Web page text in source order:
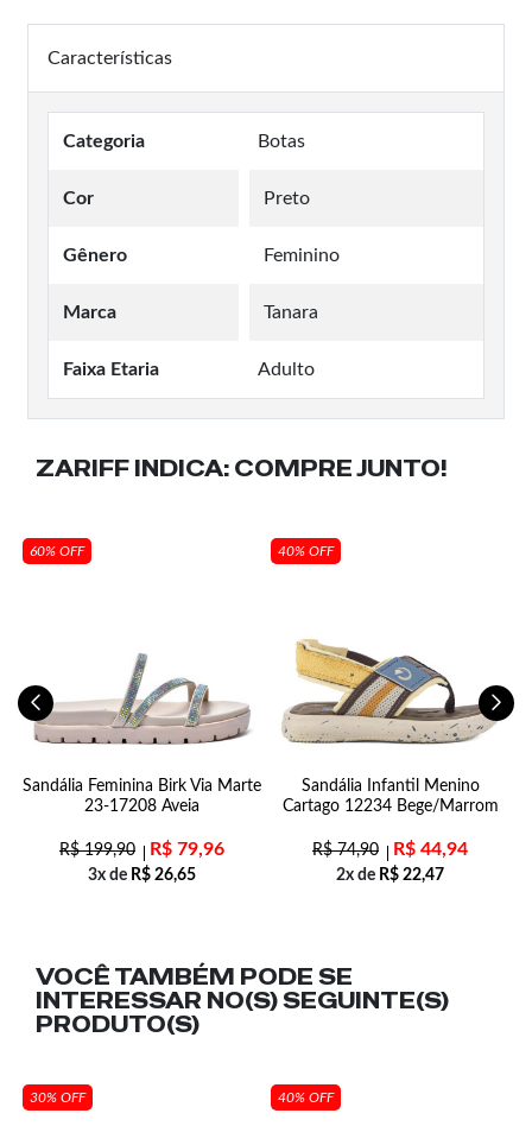
Características
Categoria Botas
Cor Preto
Gênero Feminino
Marca Tanara
Faixa Etaria Adulto
ZARIFF INDICA: COMPRE JUNTO!
60% OFF
Sandália Feminina Birk Via Marte
23-17208 Aveia
R$199,90 R$ 79,96
3x de R$ 26,65
40% OFF
Sandália Infantil Menino
Cartago 12234 Bege/Marrom
R$74,90 R$ 44,94
2x de R$ 22,47
VOCÊ TAMBÉM PODE SE
INTERESSAR NO(S) SEGUINTE(S)
PRODUTO(S)
30% OFF 40% OFF